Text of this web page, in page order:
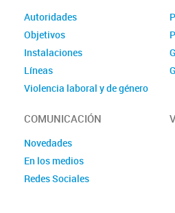
Autoridades
Objetivos
Instalaciones
Líneas
Violencia laboral y de género
COMUNICACIÓN
Novedades
En los medios
Redes Sociales